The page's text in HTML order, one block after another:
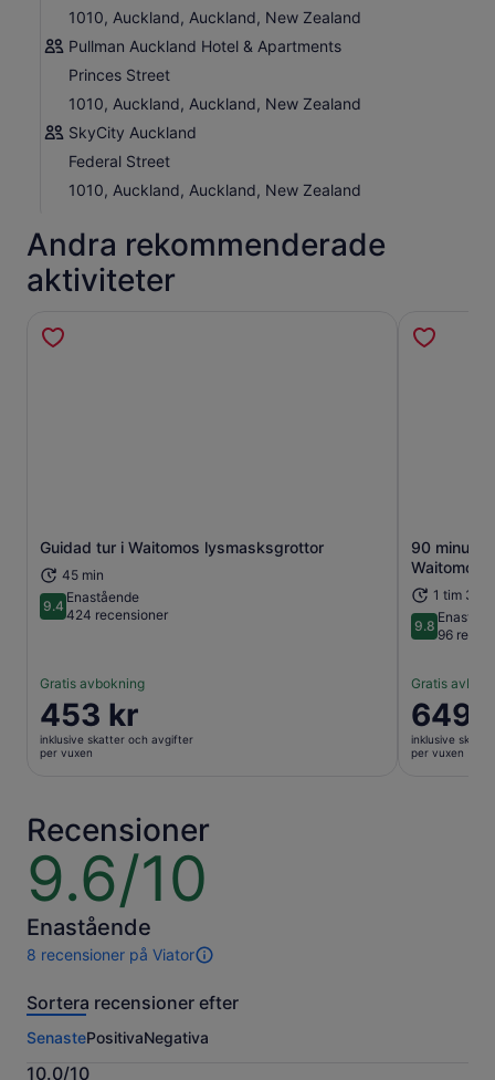
1010, Auckland, Auckland, New Zealand
Pullman Auckland Hotel & Apartments
Princes Street
1010, Auckland, Auckland, New Zealand
SkyCity Auckland
Federal Street
1010, Auckland, Auckland, New Zealand
Andra rekommenderade
aktiviteter
Guidad tur i Waitomos lysmasksgrottor
45 min
9.49.4 av 10
Enastående
424 recensioner
Gratis avbokning
Priset
är
453 kr
453 kr
inklusive skatter och avgifter
per vuxen
Öppnas i ny flik
90
Waitomo
1 tim 30
9.89.8 av 10
96
Gratis
Priset
är
649 kr
649
inklusive
per vuxen
Recensioner
9.6/10
9.6
av
10
Enastående
8 recensioner på Viator
8
av
här
aktiviteten.
Sortera recensioner efter
SenastePositivaNegativa
10.0/10